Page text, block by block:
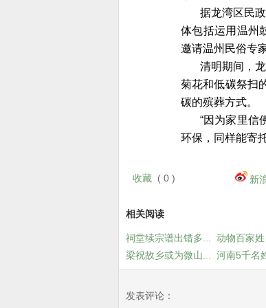
据龙湾区民
体包括运用温州
邀请温州民俗专
清明期间，
菊花和低碳祭扫
碳的殡葬方式。
“因为家里信
环保，同样能寄
新
收藏 ( 0 )
相关阅读
祠堂续宗谱出错多... 动物百家姓
梁祝故乡或为微山...
河南5千名
发表评论：